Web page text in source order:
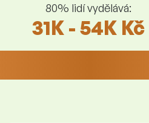
80% lidí vydělává:
31K - 54K Kč